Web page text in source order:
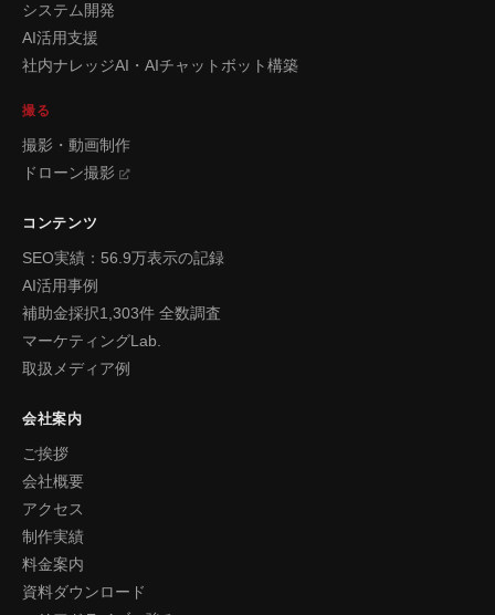
システム開発
AI活用支援
社内ナレッジAI・AIチャットボット構築
撮る
撮影・動画制作
ドローン撮影
コンテンツ
SEO実績：56.9万表示の記録
AI活用事例
補助金採択1,303件 全数調査
マーケティングLab.
取扱メディア例
会社案内
ご挨拶
会社概要
アクセス
制作実績
料金案内
資料ダウンロード